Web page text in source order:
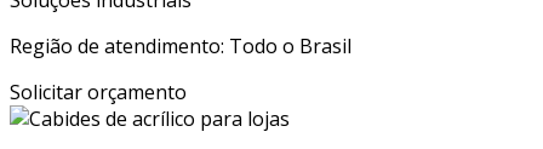
Região de atendimento: Todo o Brasil
Solicitar orçamento